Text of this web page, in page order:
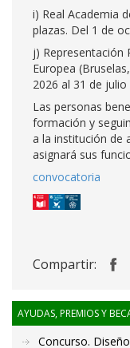
i) Real Academia
plazas. Del 1 de
j) Representación
Europea
2026 al 31 de julio
Las personas
formación y
a la institución de
asignará sus
convocatoria
Compartir:
AYUDAS, PREMIOS Y
Concurso.